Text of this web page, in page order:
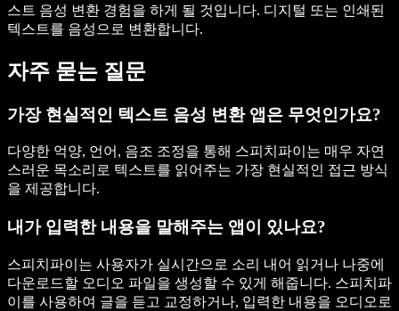
스트 음성 변환 경험을 하게 될 것입니다. 디지털 또는 인쇄된
텍스트를 음성으로 변환합니다.
자주 묻는 질문
가장 현실적인 텍스트 음성 변환 앱은 무엇인가요?
다양한 억양, 언어, 음조 조정을 통해 스피치파이는 매우 자연
스러운 목소리로 텍스트를 읽어주는 가장 현실적인 접근 방식
을 제공합니다.
내가 입력한 내용을 말해주는 앱이 있나요?
스피치파이는 사용자가 실시간으로 소리 내어 읽거나 나중에
다운로드할 오디오 파일을 생성할 수 있게 해줍니다. 스피치파
이를 사용하여 글을 듣고 교정하거나, 입력한 내용을 오디오로